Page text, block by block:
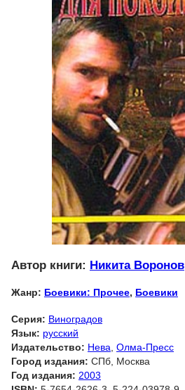
Автор книги: Никита Воронов
Жанр: Боевики: Прочее, Боевики
Серия: Виноградов
Язык: русский
Издательство: Нева Олма-Пресс
Город издания: СПб, Москва
Год издания: 2003